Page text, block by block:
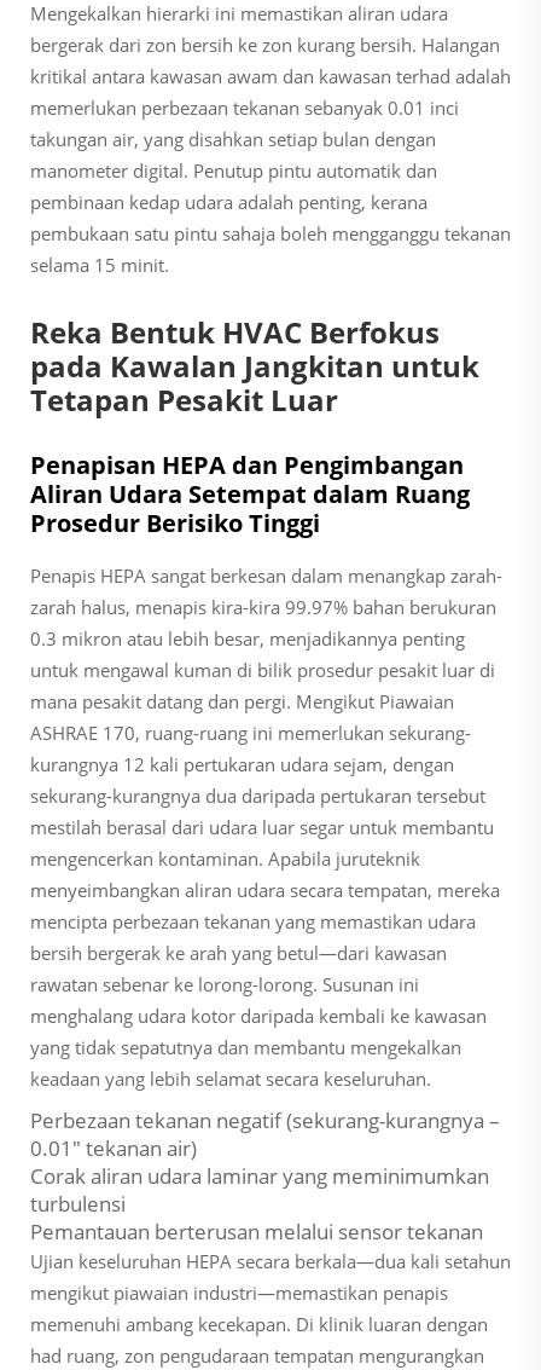
Mengekalkan hierarki ini memastikan aliran udara
bergerak dari zon bersih ke zon kurang bersih. Halangan
kritikal antara kawasan awam dan kawasan terhad adalah
memerlukan perbezaan tekanan sebanyak 0.01 inci
takungan air, yang disahkan setiap bulan dengan
manometer digital. Penutup pintu automatik dan
pembinaan kedap udara adalah penting, kerana
pembukaan satu pintu sahaja boleh mengganggu tekanan
selama 15 minit.
Reka Bentuk HVAC Berfokus
pada Kawalan Jangkitan untuk
Tetapan Pesakit Luar
Penapisan HEPA dan Pengimbangan
Aliran Udara Setempat dalam Ruang
Prosedur Berisiko Tinggi
Penapis HEPA sangat berkesan dalam menangkap zarah-
zarah halus, menapis kira-kira 99.97% bahan berukuran
0.3 mikron atau lebih besar, menjadikannya penting
untuk mengawal kuman di bilik prosedur pesakit luar di
mana pesakit datang dan pergi. Mengikut Piawaian
ASHRAE 170, ruang-ruang ini memerlukan sekurang-
kurangnya 12 kali pertukaran udara sejam, dengan
sekurang-kurangnya dua daripada pertukaran tersebut
mestilah berasal dari udara luar segar untuk membantu
mengencerkan kontaminan. Apabila juruteknik
menyeimbangkan aliran udara secara tempatan, mereka
mencipta perbezaan tekanan yang memastikan udara
bersih bergerak ke arah yang betul—dari kawasan
rawatan sebenar ke lorong-lorong. Susunan ini
menghalang udara kotor daripada kembali ke kawasan
yang tidak sepatutnya dan membantu mengekalkan
keadaan yang lebih selamat secara keseluruhan.
Perbezaan tekanan negatif (sekurang-kurangnya –
0.01" tekanan air)
Corak aliran udara laminar yang meminimumkan
turbulensi
Pemantauan berterusan melalui sensor tekanan
Ujian keseluruhan HEPA secara berkala—dua kali setahun
mengikut piawaian industri—memastikan penapis
memenuhi ambang kecekapan. Di klinik luaran dengan
had ruang, zon pengudaraan tempatan mengurangkan